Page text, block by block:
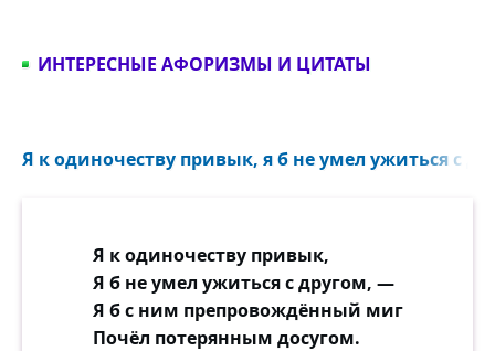
ИНТЕРЕСНЫЕ АФОРИЗМЫ И ЦИТАТЫ
Я к одиночеству привык, я б не умел ужиться с
Я к одиночеству привык,
Я б не умел ужиться с другом, —
Я б с ним препровождённый миг
Почёл потерянным досугом.